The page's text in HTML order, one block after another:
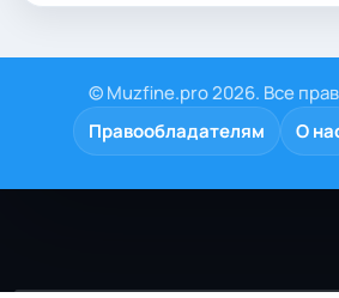
© Muzfine.pro 2026. Все
Правообладателям
О